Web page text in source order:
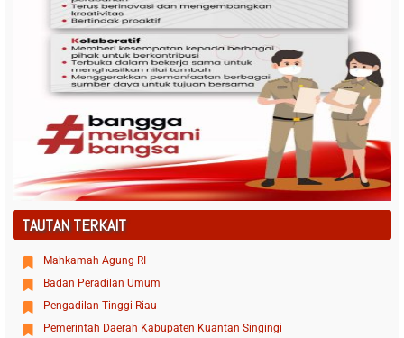
TAUTAN TERKAIT
Mahkamah Agung RI
Badan Peradilan Umum
Pengadilan Tinggi Riau
Pemerintah Daerah Kabupaten Kuantan Singingi